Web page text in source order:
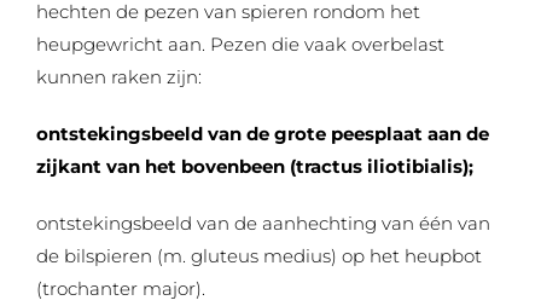
hechten de pezen van spieren rondom het
heupgewricht aan. Pezen die vaak overbelast
kunnen raken zijn:
ontstekingsbeeld van de grote peesplaat aan de
zijkant van het bovenbeen (tractus iliotibialis);
ontstekingsbeeld van de aanhechting van één van
de bilspieren (m. gluteus medius) op het heupbot
(trochanter major).